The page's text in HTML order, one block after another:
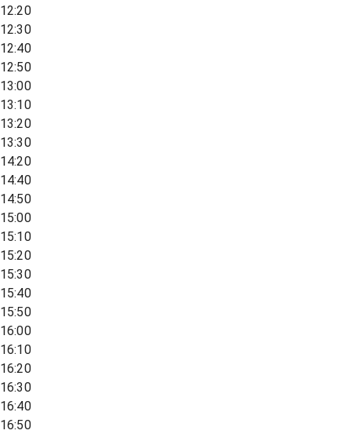
12:20
12:30
12:40
12:50
13:00
13:10
13:20
13:30
14:20
14:40
14:50
15:00
15:10
15:20
15:30
15:40
15:50
16:00
16:10
16:20
16:30
16:40
16:50